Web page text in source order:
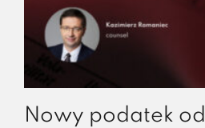
Nowy podatek od